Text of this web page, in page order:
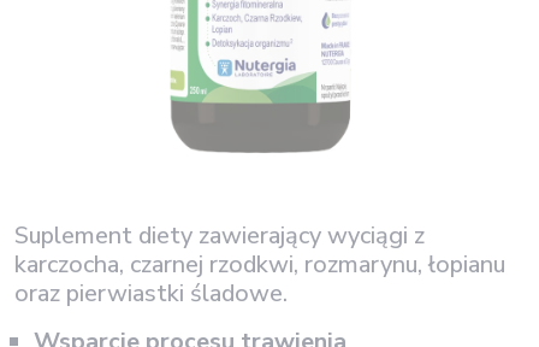
Suplement diety zawierający wyciągi z
karczocha, czarnej rzodkwi, rozmarynu, łopianu
oraz pierwiastki śladowe.